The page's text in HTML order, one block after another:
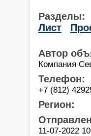
Разделы:
Лист
Автор
Компания
Телефон:
+7 (812)
Регион:
11-07-2022